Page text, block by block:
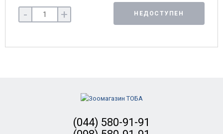
- + НЕДОСТУПЕН
(044) 580-91-91